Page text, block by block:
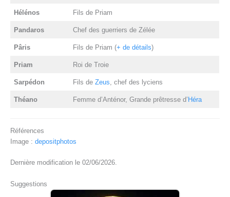
Hélénos Fils de Priam
Pandaros Chef des guerriers de Zélée
Pâris Fils de Priam (+ de détails)
Priam Roi de Troie
Sarpédon Fils deZeus, chef des lyciens
Théano Femme d’Anténor, Grande prêtresse d’ Héra
Références
Image : depositphotos
Dernière modification le 02/06/2026.
Suggestions